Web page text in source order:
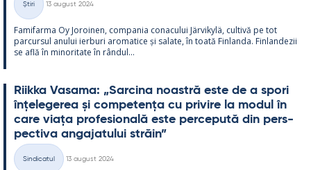
Categorii
Știri
13 august 2024
Fa­mi­farma Oy Jo­roi­nen, com­pa­nia co­nacu­lui Jär­vi­kylä, cul­tivă pe tot
parcur­sul anu­lui ier­buri aro­ma­tice și sa­late, în toată Fin­landa. Fin­lan­dezii
se află în mi­no­ri­tate în rân­dul...
Riikka Va­sama: „Sarcina noa­stră este de a spori
înțe­le­ge­rea și com­pe­tența cu pri­vire la mo­dul în
care viața pro­fe­sio­nală este perce­pută din pers­
pec­tiva an­ga­ja­tu­lui străin”
Categorii
Sindicatul
13 august 2024